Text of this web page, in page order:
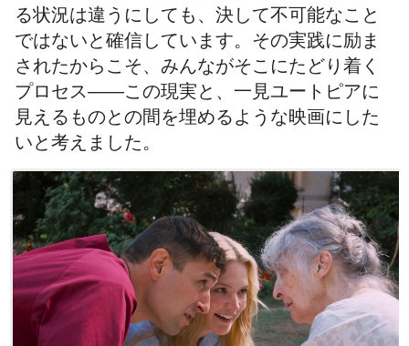
る状況は違うにしても、決して不可能なこと
ではないと確信しています。その実践に励ま
されたからこそ、みんながそこにたどり着く
プロセス――この現実と、一見ユートピアに
見えるものとの間を埋めるような映画にした
いと考えました。